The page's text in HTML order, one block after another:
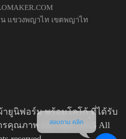
แขวงพญาไท เขตพญาไท
ายูนิฟอร์ม พร้อมโลโก้ ที่ได้รับ
คุณภาพ ISO 9001:2015 All
สอบถาม คลิก